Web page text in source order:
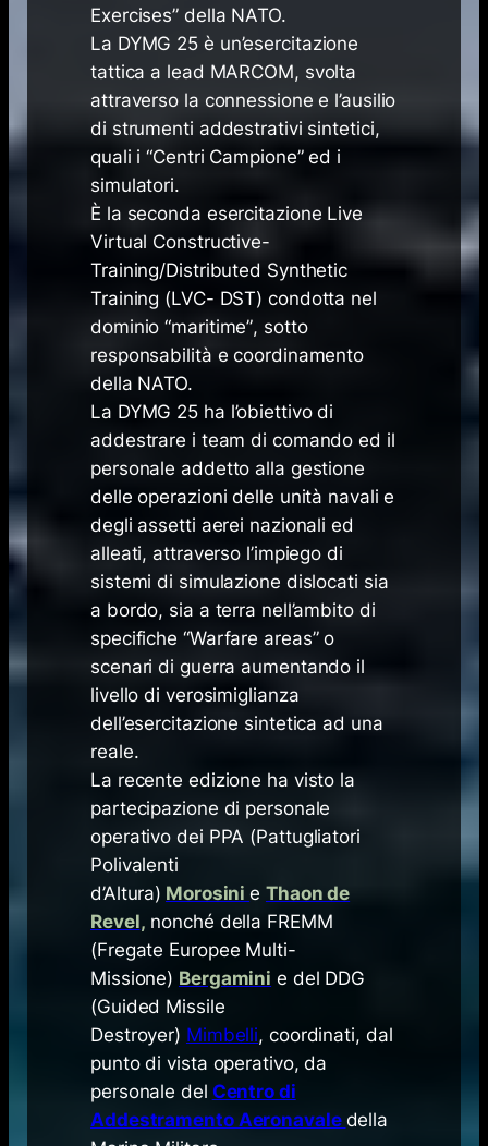
Exercises” della NATO.
La DYMG 25 è un’esercitazione
tattica a lead MARCOM, svolta
attraverso la connessione e l’ausilio
di strumenti addestrativi sintetici,
quali i “Centri Campione” ed i
simulatori.
È la seconda esercitazione Live
Virtual Constructive-
Training/Distributed Synthetic
Training (LVC- DST) condotta nel
dominio “maritime”, sotto
responsabilità e coordinamento
della NATO.
La DYMG 25 ha l’obiettivo di
addestrare i team di comando ed il
personale addetto alla gestione
delle operazioni delle unità navali e
degli assetti aerei nazionali ed
alleati, attraverso l’impiego di
sistemi di simulazione dislocati sia
a bordo, sia a terra nell’ambito di
specifiche “Warfare areas” o
scenari di guerra aumentando il
livello di verosimiglianza
dell’esercitazione sintetica ad una
reale.
La recente edizione ha visto la
partecipazione di personale
operativo dei PPA (Pattugliatori
Polivalenti
d’Altura) Morosinie Thaon de
Revel, nonché della FREMM
(Fregate Europee Multi-
Missione) Bergamini e del DDG
(Guided Missile
Destroyer) Mimbelli, coordinati, dal
punto di vista operativo, da
personale del Centro di
Addestramento Aeronavale della